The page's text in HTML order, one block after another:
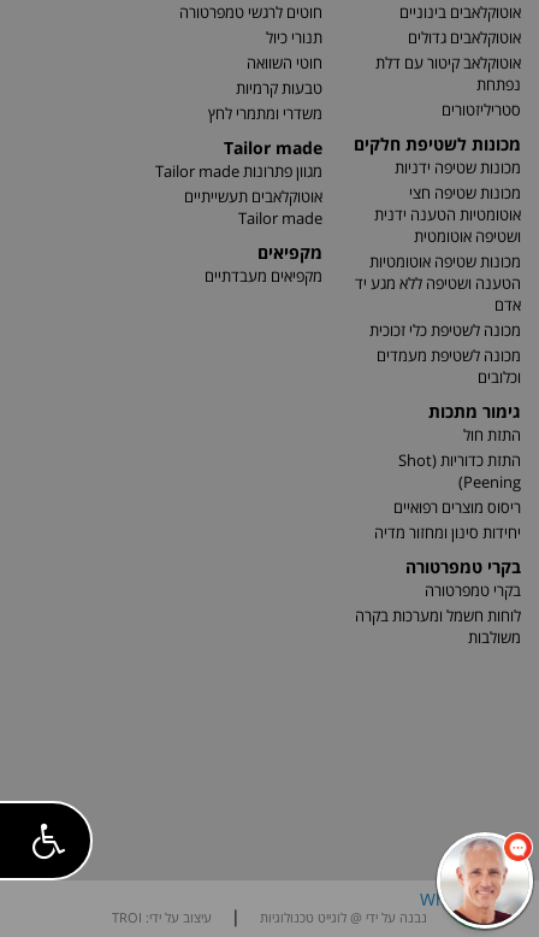
אוטוקלאבים בינוניים
אוטוקלאבים גדולים
אוטוקלאב קיטור עם דלת
נפתחת
סטריליזטורים
מכונות לשטיפת חלקים
מכונות שטיפה ידניות
מכונות שטיפה חצי
אוטומטיות הטענה ידנית
ושטיפה אוטומטית
מכונות שטיפה אוטומטיות
הטענה ושטיפה ללא מגע יד
אדם
מכונה לשטיפת כלי זכוכית
מכונה לשטיפת מעמדים
וכלובים
גימור מתכות
התזת חול
התזת כדוריות (Shot
Peening)
ריסוס מוצרים רפואיים
יחידות סינון ומחזור מדיה
בקרי טמפרטורה
בקרי טמפרטורה
לוחות חשמל ומערכות בקרה
משולבות
חוטים לרגשי טמפרטורה
תנורי כיול
חוטי השוואה
טבעות קרמיות
משדרי ומתמרי לחץ
Tailor made
מגוון פתרונות Tailor made
אוטוקלאבים תעשייתיים
Tailor made
מקפיאים
מקפיאים מעבדתיים
נבנה על ידי @ לוגייט טכנולוגיות | עיצוב על ידי: TROI